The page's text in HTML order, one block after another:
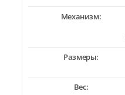
Механизм:
Размеры:
Вес: